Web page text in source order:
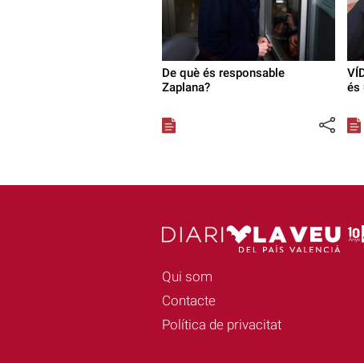
De què és responsable
Zaplana?
és
Qui som
Contacte
Política de privacitat